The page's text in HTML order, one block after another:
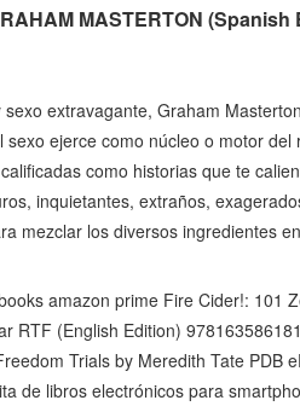
MASTERTON (Spanish
extravagante, Graham
ejerce como núcleo o motor del
como historias que te
inquietantes, extraños,
mezclar los diversos ingredientes
amazon prime Fire Cider!: 101
RTF (English Edition)
Trials by Meredith Tate PDB
de libros electrónicos para